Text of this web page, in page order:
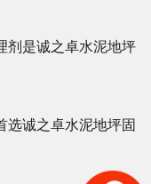
剂是诚之卓水泥地坪
选诚之卓水泥地坪固